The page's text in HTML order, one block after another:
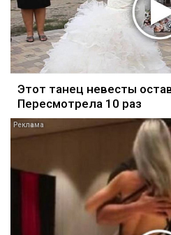
Этот танец невесты
Пересмотрела 10 раз